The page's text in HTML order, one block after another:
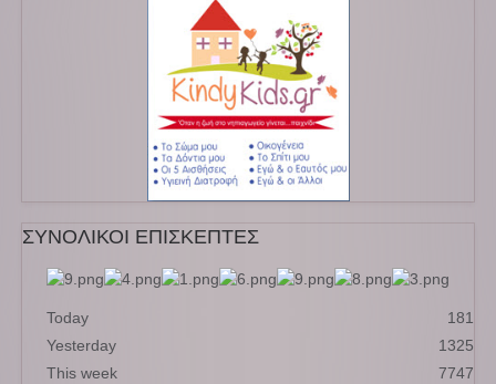
ΣΥΝΟΛΙΚΟΙ ΕΠΙΣΚΕΠΤΕΣ
Today
181
Yesterday
1325
This week
7747